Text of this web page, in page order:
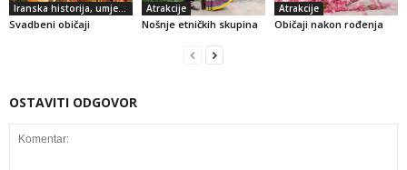
Svadbeni običaji
Atrakcije
Nošnje etničkih skupina
Atrakcije
Običaji nakon rođenja
OSTAVITI ODGOVOR